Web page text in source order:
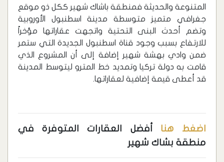
المتنوعة والحديثة فمنطقة باشاك شهير ككل ذو موقع
جغرافي متميز متوسطة مدينة اسطنبول الأوروبية
وتضم أحدث البنى التحتية واتجهت عقاراتها مؤخراً
للارتفاع بسبب وجود قناة اسطنبول الجديدة التي ستمر
ضمن وادي بهشة شهير إضافة إلى أن المشروع الذي
قامت به دولة تركيا وتمديد خط المترو ليتوسط المدينة
قد أعطى قيمة إضافية لعقاراتها.
اضغط هنا أفضل العقارات المتوفرة في
منطقة بشاك شهير